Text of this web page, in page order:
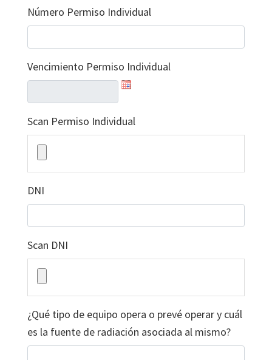
Número Permiso Individual
Vencimiento Permiso Individual
Scan Permiso Individual
DNI
Scan DNI
¿Qué tipo de equipo opera o prevé operar y cuál
es la fuente de radiación asociada al mismo?